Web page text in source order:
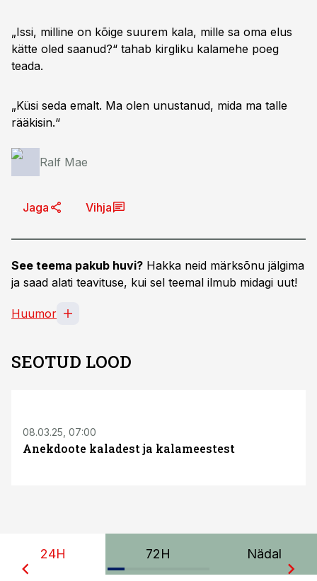
„Issi, milline on kõige suurem kala, mille sa oma elus
kätte oled saanud?“ tahab kirgliku kalamehe poeg
teada.
„Küsi seda emalt. Ma olen unustanud, mida ma talle
rääkisin.“
Ralf Mae
Jaga Vihja
See teema pakub huvi? Hakka neid märksõnu jälgima
ja saad alati teavituse, kui sel teemal ilmub midagi uut!
Huumor
SEOTUD LOOD
08.03.25, 07:00
Anekdoote kaladest ja kalameestest
24H 72H Nädal